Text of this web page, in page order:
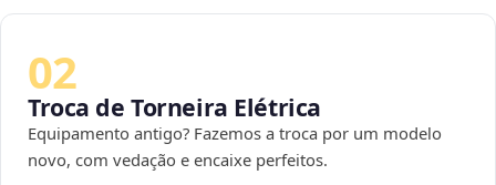
02
Troca de Torneira Elétrica
Equipamento antigo? Fazemos a troca por um modelo
novo, com vedação e encaixe perfeitos.